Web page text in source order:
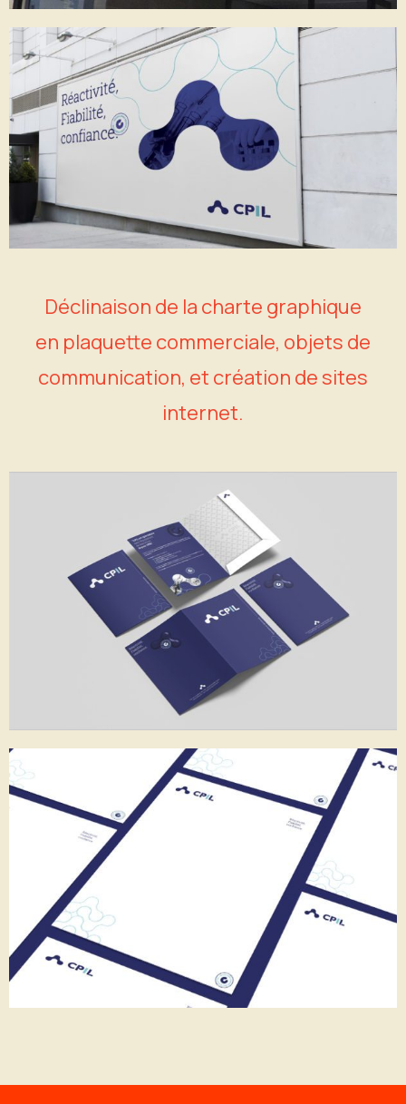
Déclinaison de la charte graphique
en plaquette commerciale, objets de
communication, et création de sites
internet.